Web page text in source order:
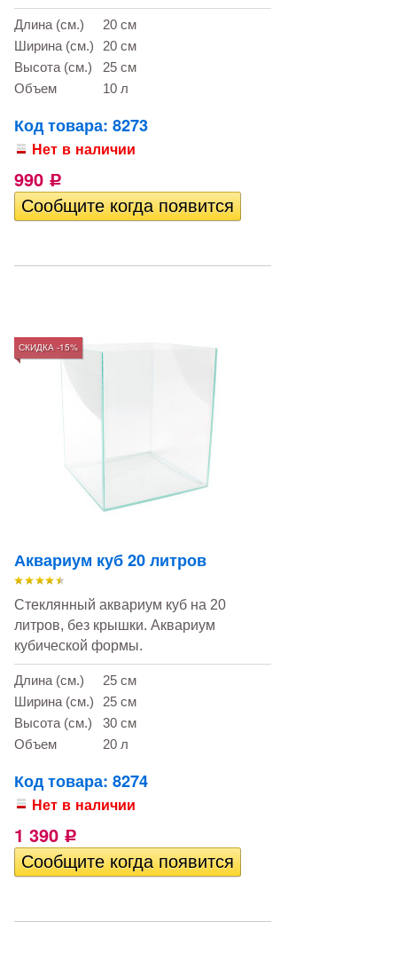
Длина (см.)
20 см
Ширина (см.)
20 см
Высота (см.)
25 см
Объем
10 л
Код товара: 8273
Нет в наличии
990 Р
СКИДКА -15%
Аквариум куб 20 литров
Стеклянный аквариум куб на 20
литров, без крышки. Аквариум
кубической формы.
Длина (см.)
25 см
Ширина (см.)
25 см
Высота (см.)
30 см
Объем
20 л
Код товара: 8274
Нет в наличии
1 390 Р